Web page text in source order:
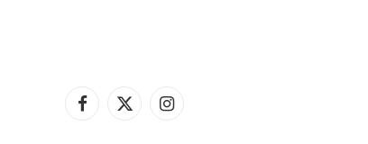
Facebook
X
Instagram